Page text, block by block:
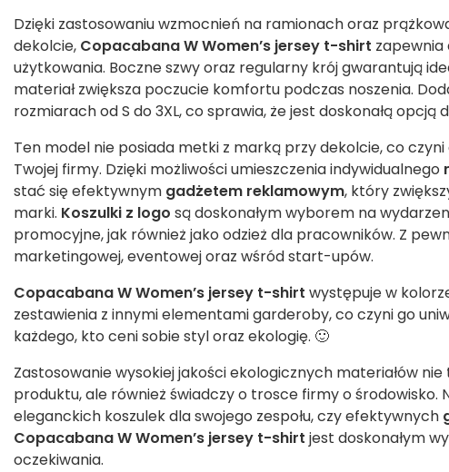
Dzięki zastosowaniu wzmocnień na ramionach oraz
dekolcie, Copacabana W Women’s jersey t-shirt zapewnia
użytkowania. Boczne szwy oraz regularny krój gwarantują
materiał zwiększa poczucie komfortu podczas noszenia.
rozmiarach od S do 3XL, co sprawia, że jest doskonałą opcją
Ten model nie posiada metki z marką przy dekolcie, co
Twojej firmy. Dzięki możliwości umieszczenia indywidualnego
stać się efektywnym gadżetem reklamowym, który
marki. Koszulki z logo są doskonałym wyborem na
promocyjne, jak również jako odzież dla pracowników. Z
marketingowej, eventowej oraz wśród start-upów.
Copacabana W Women’s jersey t-shirt występuje w
zestawienia z innymi elementami garderoby, co czyni go
każdego, kto ceni sobie styl oraz ekologię. 🙂
Zastosowanie wysokiej jakości ekologicznych materiałów
produktu, ale również świadczy o trosce firmy o środowisko.
eleganckich koszulek dla swojego zespołu, czy efektywnych
Copacabana W Women’s jersey t-shirt jest doskonałym
oczekiwania.